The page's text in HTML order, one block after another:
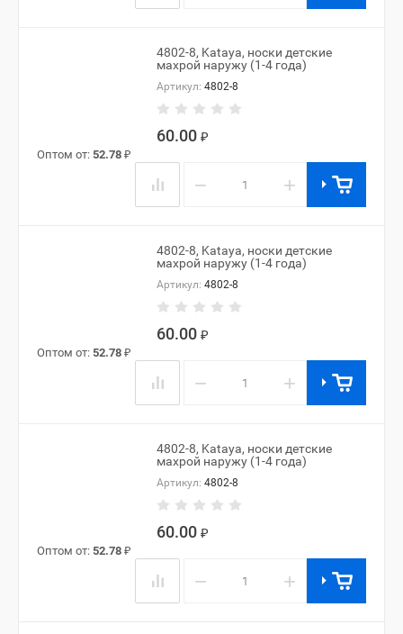
4802-8, Kataya, носки детские
махрой наружу (1-4 года)
Артикул: 4802-8
60.00 ₽
Оптом от: 52.78 ₽
− +
4802-8, Kataya, носки детские
махрой наружу (1-4 года)
Артикул: 4802-8
60.00 ₽
Оптом от: 52.78 ₽
− +
4802-8, Kataya, носки детские
махрой наружу (1-4 года)
Артикул: 4802-8
60.00 ₽
Оптом от: 52.78 ₽
− +